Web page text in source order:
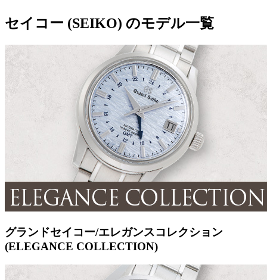
セイコー (SEIKO) のモデル一覧
グランドセイコー/エレガンスコレクション
(ELEGANCE COLLECTION)